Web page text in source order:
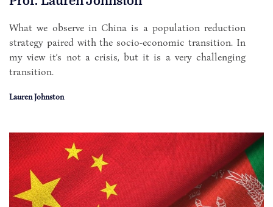
What we observe in China is a population reduction
strategy paired with the socio-economic transition. In
my view it’s not a crisis, but it is a very challenging
transition.
Lauren Johnston